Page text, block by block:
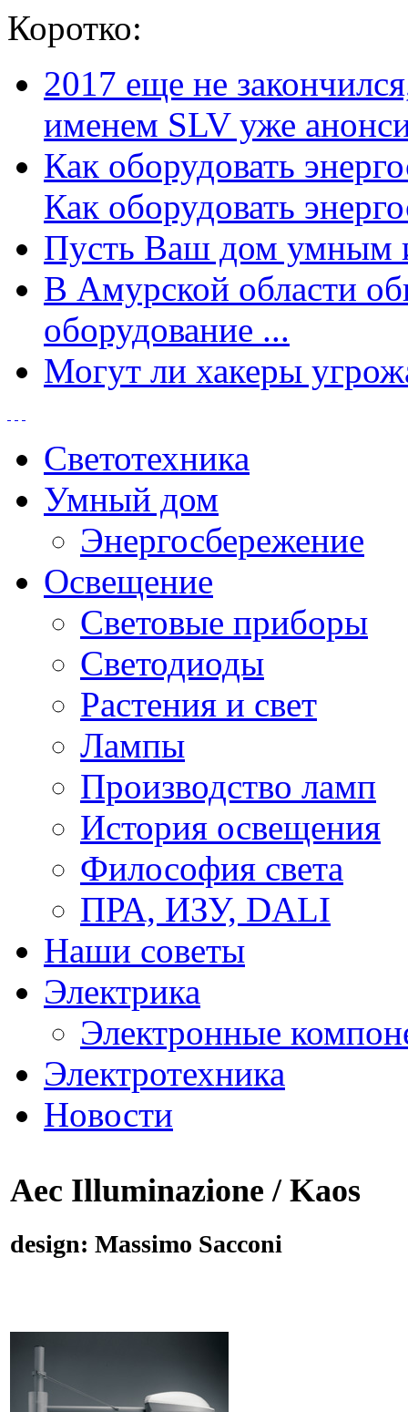
Коротко:
2017 еще не
именем SLV уже
Как оборудовать
Как оборудовать
Пусть Ваш дом умным
В Амурской области
оборудование ...
Могут ли хакеры
Светотехника
Умный дом
Энергосбережение
Освещение
Световые приборы
Светодиоды
Растения и свет
Лампы
Производство ламп
История освещения
Философия света
ПРА, ИЗУ, DALI
Наши советы
Электрика
Электронные
Электротехника
Новости
Aec Illuminazione / Kaos
design: Massimo Sacconi